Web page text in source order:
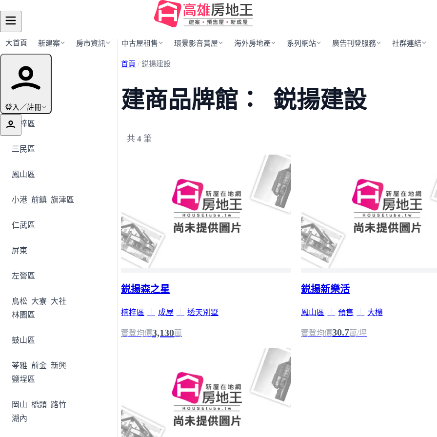
大首頁 新建案 房市資訊 中古屋租售 環景影音賞屋 海外房地產 系列網站 廣告刊登服務 社群連結
登入／註冊
行政區導覽
楠梓區
三民區
鳳山區
小港 前鎮 旗津區
仁武區
屏東
左營區
鳥松 大寮 大社
林園區
鼓山區
苓雅 前金 新興
鹽埕區
岡山 橋頭 路竹
湖內
首頁 / 鋭揚建設
建商品牌館： 鋭揚建設
共 4 筆
鋭揚森之星
楠梓區 成屋 透天別墅
實登均價3,130萬
鋭揚新樂活
鳳山區 預售 大樓
實登均價30.7萬/坪